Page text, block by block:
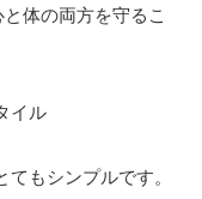
体の両方を守るこ
イル
もシンプルです。